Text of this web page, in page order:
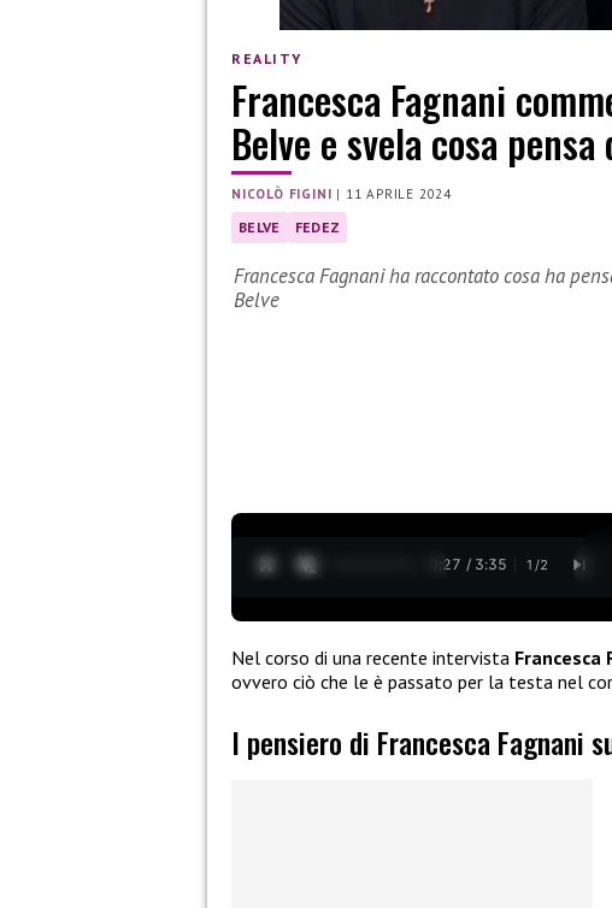
REALITY
Francesca Fagnani
Belve e svela cosa
NICOLÒ FIGINI | 11 APRILE 2024
BELVE FEDEZ
Francesca Fagnani ha raccontato cosa ha
Belve
0:28 / 3:35 1 /2
Nel corso di una recente intervista Francesca
ovvero ciò che le è passato per la testa nel
I pensiero di Francesca Fagnani